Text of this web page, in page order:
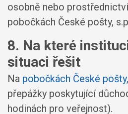
osobně nebo
pobočkách České pošty,
8. Na které
situaci řešit
Na pobočkách České
přepážky poskytující
hodinách pro veřejnost).